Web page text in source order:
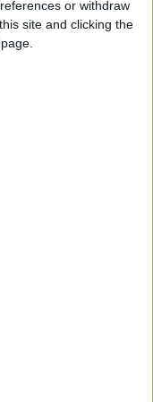
or withdraw
site and clicking the